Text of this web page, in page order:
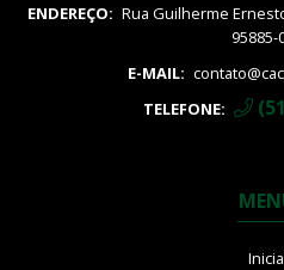
ENDEREÇO: Rua Guilherme
95885-
E-MAIL:
TELEFONE: